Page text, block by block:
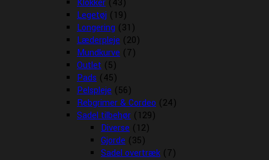
Klokker (43)
Legetøj (19)
Longering (31)
Læderpleje (20)
Mundkurve (7)
Outlet (5)
Pads (45)
Pelspleje (56)
Rebgrimer & Cordeo (24)
Sadel tilbehør (129)
Diverse (12)
Gjorde (35)
Sadel overtræk (7)